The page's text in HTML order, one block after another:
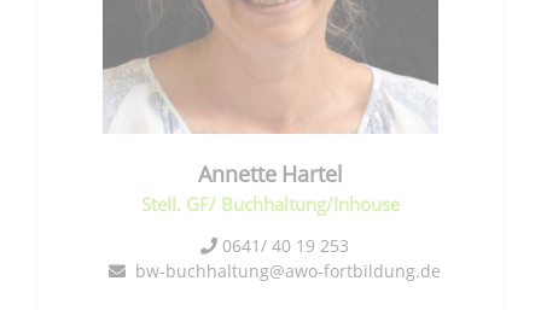
Annette Hartel
Stell. GF/ Buchhaltung/Inhouse
0641/ 40 19 253
bw-buchhaltung@awo-fortbildung.de